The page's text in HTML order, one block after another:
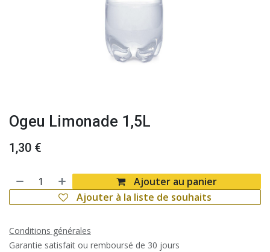
Ogeu Limonade 1,5L
1,30 €
Ajouter au panier
Ajouter à la liste de souhaits
Conditions générales
Garantie satisfait ou remboursé de 30 jours